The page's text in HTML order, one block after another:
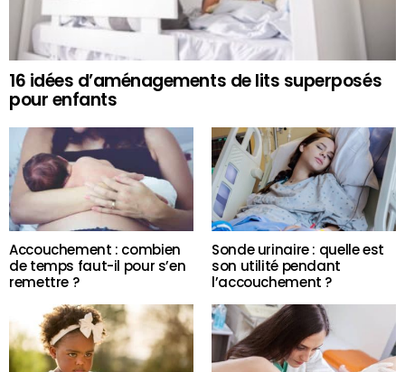
16 idées d’aménagements de lits superposés
pour enfants
Accouchement : combien
de temps faut-il pour s’en
remettre ?
Sonde urinaire : quelle est
son utilité pendant
l’accouchement ?